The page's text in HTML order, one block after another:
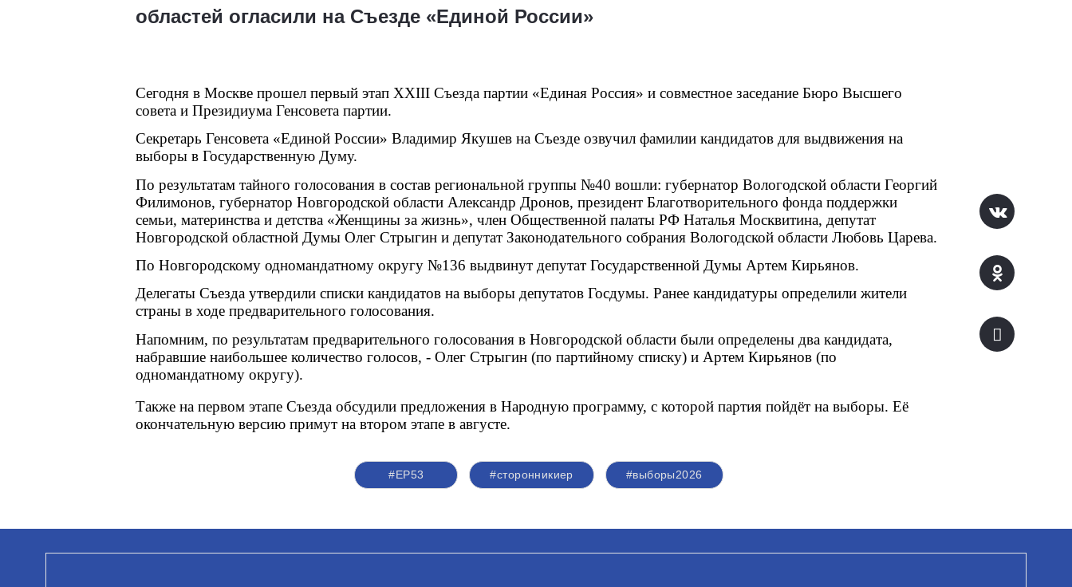
областей огласили на Съезде «Единой России»
Сегодня в Москве прошел первый этап XXIII Съезда партии «Единая Россия» и совместное заседание Бюро Высшего
совета и Президиума Генсовета партии.
Секретарь Генсовета «Единой России» Владимир Якушев на Съезде озвучил фамилии кандидатов для выдвижения на
выборы в Государственную Думу.
По результатам тайного голосования в состав региональной группы №40 вошли: губернатор Вологодской области Георгий
Филимонов, губернатор Новгородской области Александр Дронов, президент Благотворительного фонда поддержки
семьи, материнства и детства «Женщины за жизнь», член Общественной палаты РФ Наталья Москвитина, депутат
Новгородской областной Думы Олег Стрыгин и депутат Законодательного собрания Вологодской области Любовь Царева.
По Новгородскому одномандатному округу №136 выдвинут депутат Государственной Думы Артем Кирьянов.
Делегаты Съезда утвердили списки кандидатов на выборы депутатов Госдумы. Ранее кандидатуры определили жители
страны в ходе предварительного голосования.
Напомним, по результатам предварительного голосования в Новгородской области были определены два кандидата,
набравшие наибольшее количество голосов, - Олег Стрыгин (по партийному списку) и Артем Кирьянов (по
одномандатному округу).
Также на первом этапе Съезда обсудили предложения в Народную программу, с которой партия пойдёт на выборы. Её
окончательную версию примут на втором этапе в августе.
#ЕР53 #сторонникиер #выборы2026